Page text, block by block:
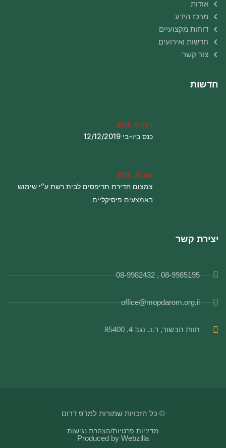
אודות
מרכז הידע
דוחות מקצועיים
חדשות ואירועים
צור קשר
חדשות
דצמ 9, 2019
כנס ביו-בי 12/12/2019
נוב 23, 2016
צמצום חדירת תריפסים לבית רשת ע”י שימוש
באמצעים פיסיקליים
יצירת קשר
08-9985195 , 08-9982432
office@mopdarom.org.il
חוות הבשור, ד.נ. נגב 4, 85400
© כל הזכויות שמורות למו"פ דרום
מדיניות פרטיות/הצהרת נגישות
Produced by Webzilla